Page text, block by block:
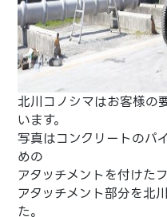
北川コノシマはお客様の
います。
写真はコンクリートのパ
めの
アタッチメントを付けた
アタッチメント部分を北
た。